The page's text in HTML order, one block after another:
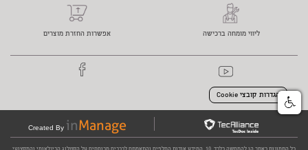
ליווי מומחה ברכישה אפשרות החזרת מוצרים
הגדרות קובצי Cookie
Created By